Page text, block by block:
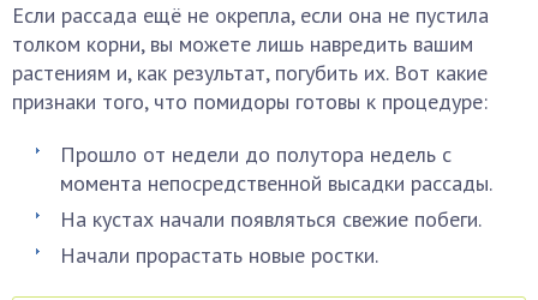
Если рассада ещё не окрепла, если она не пустила
толком корни, вы можете лишь навредить вашим
растениям и, как результат, погубить их. Вот какие
признаки того, что помидоры готовы к процедуре:
Прошло от недели до полутора недель с
момента непосредственной высадки рассады.
На кустах начали появляться свежие побеги.
Начали прорастать новые ростки.